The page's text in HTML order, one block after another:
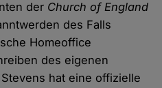
der Church of England
des Falls
Homeoffice
des eigenen
hat eine offizielle